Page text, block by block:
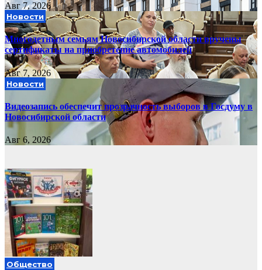
Авг 7, 2026
Новости
Многодетным семьям Новосибирской области вручены
сертификаты на приобретение автомобилей
Авг 7, 2026
Новости
Видеозапись обеспечит прозрачность выборов в Госдуму в
Новосибирской области
Авг 6, 2026
Общество